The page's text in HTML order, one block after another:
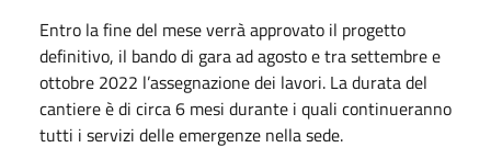
Entro la fine del mese verrà approvato il progetto
definitivo, il bando di gara ad agosto e tra settembre e
ottobre 2022 l’assegnazione dei lavori. La durata del
cantiere è di circa 6 mesi durante i quali continueranno
tutti i servizi delle emergenze nella sede.